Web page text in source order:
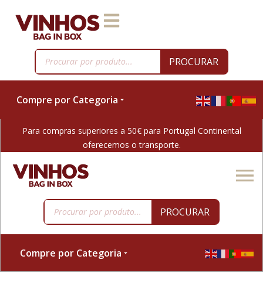
PROCURAR
Compre por Categoria
Para compras superiores a 50€ para Portugal Continental
oferecemos o transporte.
PROCURAR
Compre por Categoria